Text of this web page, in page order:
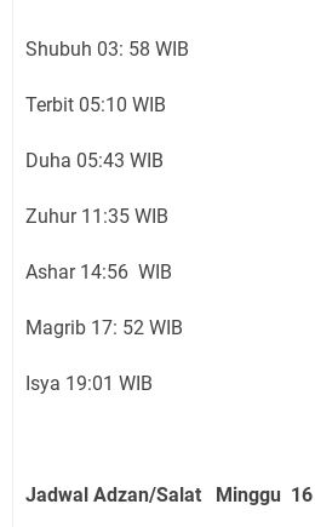
Shubuh 03: 58 WIB
Terbit 05:10 WIB
Duha 05:43 WIB
Zuhur 11:35 WIB
Ashar 14:56 WIB
Magrib 17: 52 WIB
Isya 19:01 WIB
Jadwal Adzan/Salat Minggu